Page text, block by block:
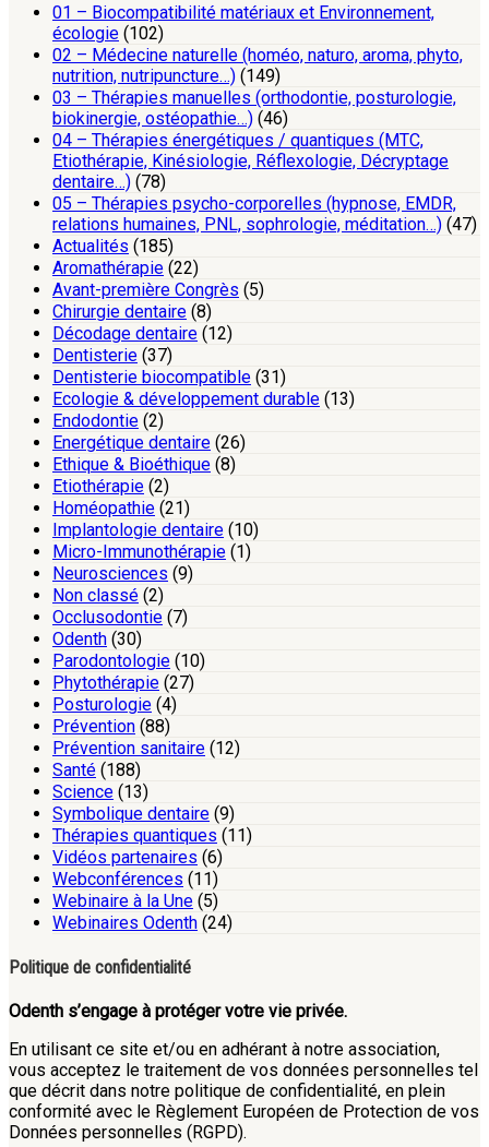
01 – Biocompatibilité matériaux et Environnement,
écologie (102)
02 – Médecine naturelle (homéo, naturo, aroma, phyto,
nutrition, nutripuncture…) (149)
03 – Thérapies manuelles (orthodontie, posturologie,
biokinergie, ostéopathie…) (46)
04 – Thérapies énergétiques / quantiques (MTC,
Etiothérapie, Kinésiologie, Réflexologie, Décryptage
dentaire…) (78)
05 – Thérapies psycho-corporelles (hypnose, EMDR,
relations humaines, PNL, sophrologie, méditation…) (47)
Actualités (185)
Aromathérapie (22)
Avant-première Congrès (5)
Chirurgie dentaire (8)
Décodage dentaire (12)
Dentisterie (37)
Dentisterie biocompatible (31)
Ecologie & développement durable (13)
Endodontie (2)
Energétique dentaire (26)
Ethique & Bioéthique (8)
Etiothérapie (2)
Homéopathie (21)
Implantologie dentaire (10)
Micro-Immunothérapie (1)
Neurosciences (9)
Non classé (2)
Occlusodontie (7)
Odenth (30)
Parodontologie (10)
Phytothérapie (27)
Posturologie (4)
Prévention (88)
Prévention sanitaire (12)
Santé (188)
Science (13)
Symbolique dentaire (9)
Thérapies quantiques (11)
Vidéos partenaires (6)
Webconférences (11)
Webinaire à la Une (5)
Webinaires Odenth (24)
Politique de confidentialité
Odenth s’engage à protéger votre vie privée.
En utilisant ce site et/ou en adhérant à notre association,
vous acceptez le traitement de vos données personnelles tel
que décrit dans notre politique de confidentialité, en plein
conformité avec le Règlement Européen de Protection de vos
Données personnelles (RGPD).